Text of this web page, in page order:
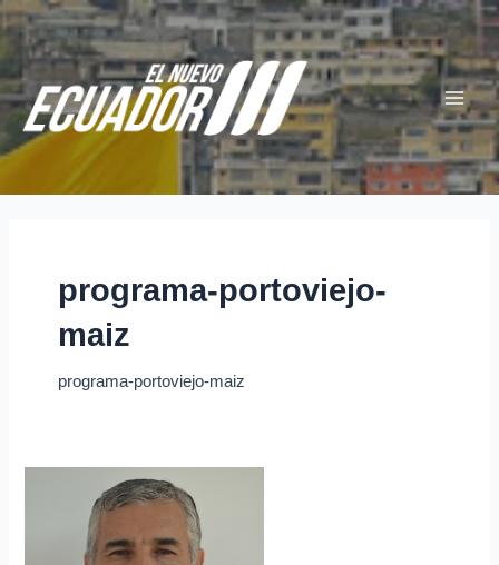
Ir
al
contenido
Main
Menu
programa-portoviejo-
maiz
programa-portoviejo-maiz